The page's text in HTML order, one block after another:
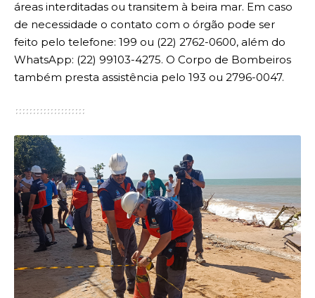
áreas interditadas ou transitem à beira mar. Em caso
de necessidade o contato com o órgão pode ser
feito pelo telefone: 199 ou (22) 2762-0600, além do
WhatsApp: (22) 99103-4275. O Corpo de Bombeiros
também presta assistência pelo 193 ou 2796-0047.